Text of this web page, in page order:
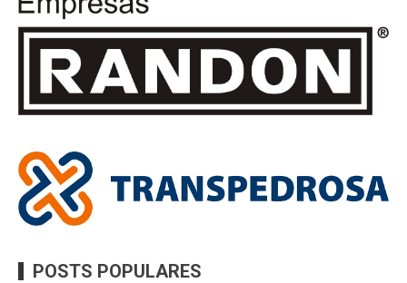
POSTS POPULARES